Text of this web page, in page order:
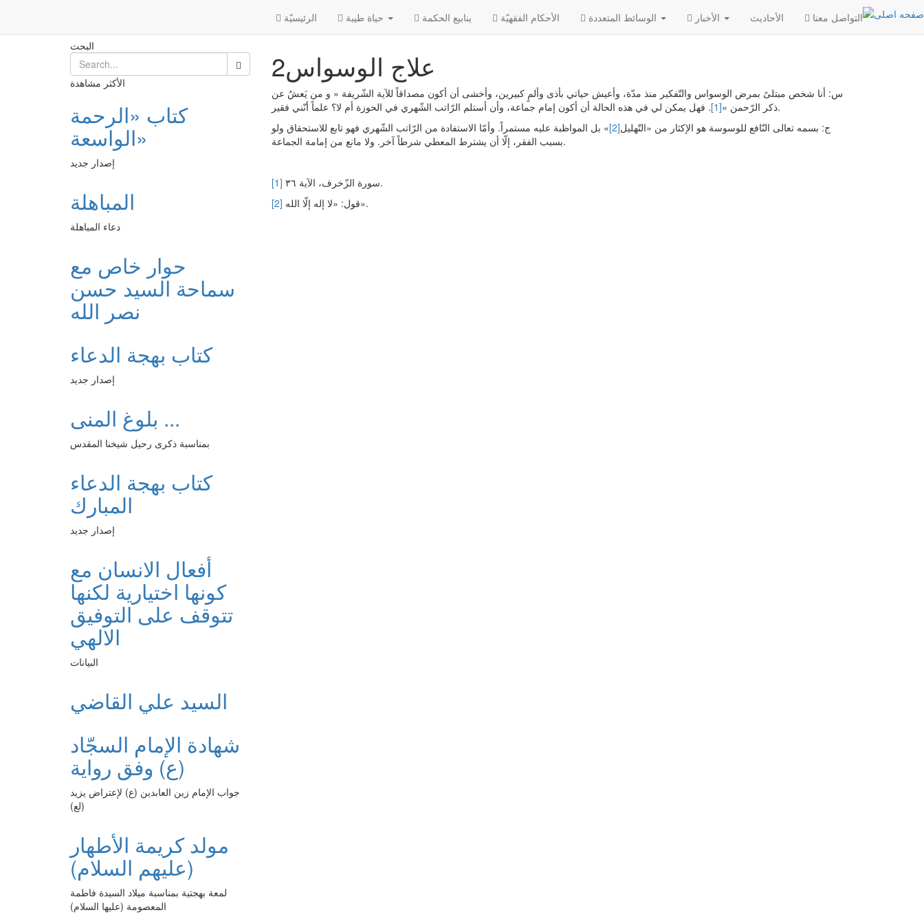
الرئیسیّة ينابيع الحكمة الأحکام الفقهیّة الأحادیث التواصل معنا
علاج الوسواس2
س: أنا شخص مبتلىً بمرض الوسواس والتّفكير منذ مدّة، وأعيش حياتي بأذى وألمٍ كبيرين، وأخشى أن أكون مصداقاً للآية الشّريفة « و من يَعشُ عن
ذكر الرّحمن »[1]
. فهل يمكن لي في هذه الحالة أن أكون إمام جماعة، وأن أستلم الرّاتب الشّهري في الحوزة أم لا؟ علماً أنّني فقير.
ج: بسمه تعالى النّافع للوسوسة هو الإكثار من «التّهليل[2]
» بل المواظبة عليه مستمراً. وأمّا الاستفادة من الرّاتب الشّهري فهو تابع للاستحقاق ولو
بسبب الفقر، إلّا أن يشترط المعطي شرطاً آخر. ولا مانع من إمامة الجماعة.
[1]
سورة الزّخرف، الآية ٣٦.
[2]
قول: «لا إله إلّا الله».
البحث
الأكثر مشاهدة
كتاب «الرحمة
الواسعة»
إصدار جديد
المباهلة
دعاء المباهلة
حوار خاص مع
سماحة السيد حسن
نصر الله
كتاب بهجة الدعاء
إصدار جديد
بلوغ المنى ...
بمناسبة ذكرى رحيل شيخنا المقدس
كتاب بهجة الدعاء
المبارك
إصدار جديد
أفعال الانسان مع
كونها اختيارية لكنها
تتوقف على التوفيق
الالهي
البيانات
السيد علي القاضي
شهادة الإمام السجّاد
(ع) وفق رواية
جواب الإمام زين العابدين (ع) لإعتراض يزيد
(لع)
مولد كريمة الأطهار
(عليهم السلام)
لمعة بهجتية بمناسبة ميلاد السيدة فاطمة
المعصومة (عليها السلام)